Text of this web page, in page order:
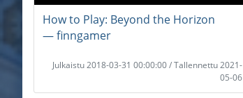
How to Play: Beyond the Horizon
― finngamer
Julkaistu 2018-03-31 00:00:00 / Tallennettu 2021-
05-06